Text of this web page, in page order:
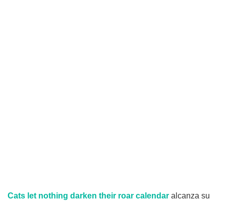
Cats let nothing darken their roar calendar alcanza su